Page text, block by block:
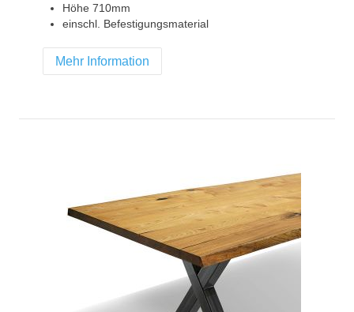
Höhe 710mm
einschl. Befestigungsmaterial
Mehr Information